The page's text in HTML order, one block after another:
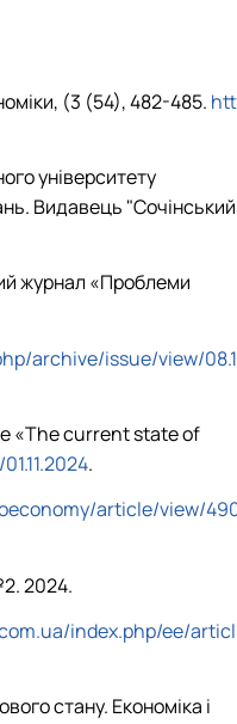
(3 (54), 482-485. htt
університету
Видавець "Сочінський
журнал «Проблеми
archive/issue/view/08.1
«The current state of
.
article/view/
2024.
index.php/ee/articl
стану. Економіка і